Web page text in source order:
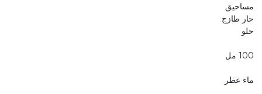
مساحيق
حار طازج
حلو
100 مل
ماء عطر